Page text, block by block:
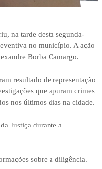
na tarde desta segunda-
no município. A ação
Borba Camargo.
resultado de representação
que apuram crimes
nos últimos dias na cidade.
Justiça durante a
sobre a diligência.